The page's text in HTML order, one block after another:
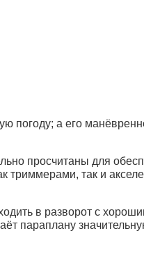
погоду; а его
просчитаны для
так и
в разворот с
параплану